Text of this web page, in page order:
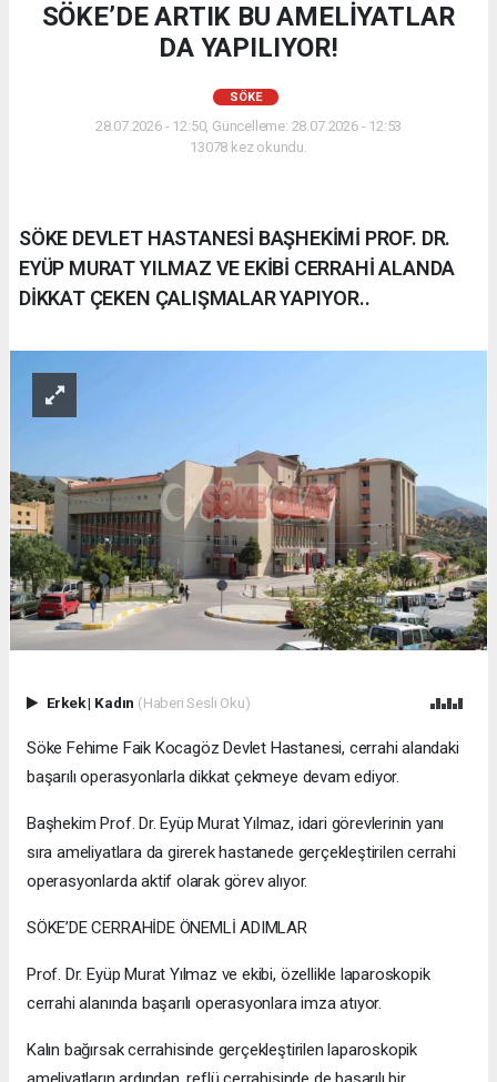
SÖKE’DE ARTIK BU AMELİYATLAR
DA YAPILIYOR!
SÖKE
28.07.2026 - 12:50, Güncelleme: 28.07.2026 - 12:53
13078 kez okundu.
SÖKE DEVLET HASTANESİ BAŞHEKİMİ PROF. DR.
EYÜP MURAT YILMAZ VE EKİBİ CERRAHİ ALANDA
DİKKAT ÇEKEN ÇALIŞMALAR YAPIYOR..
Erkek| Kadın (Haberi Sesli Oku)
Söke Fehime Faik Kocagöz Devlet Hastanesi, cerrahi alandaki
başarılı operasyonlarla dikkat çekmeye devam ediyor.
Başhekim Prof. Dr. Eyüp Murat Yılmaz, idari görevlerinin yanı
sıra ameliyatlara da girerek hastanede gerçekleştirilen cerrahi
operasyonlarda aktif olarak görev alıyor.
SÖKE’DE CERRAHİDE ÖNEMLİ ADIMLAR
Prof. Dr. Eyüp Murat Yılmaz ve ekibi, özellikle laparoskopik
cerrahi alanında başarılı operasyonlara imza atıyor.
Kalın bağırsak cerrahisinde gerçekleştirilen laparoskopik